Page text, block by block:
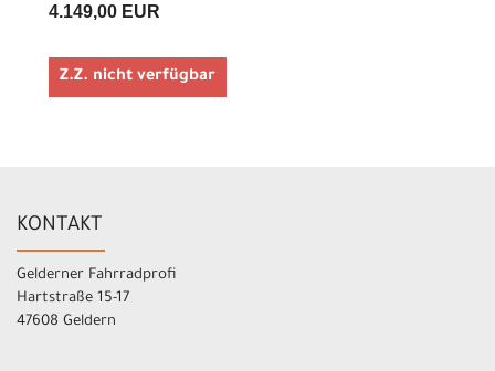
4.149,00 EUR
Z.Z. nicht verfügbar
KONTAKT
Gelderner Fahrradprofi
Hartstraße 15-17
47608 Geldern